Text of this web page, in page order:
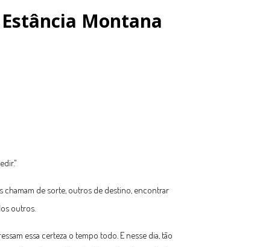
Montana
chamam de sorte, outros de destino, encontrar
outros.
essa certeza o tempo todo. E nesse dia, tão